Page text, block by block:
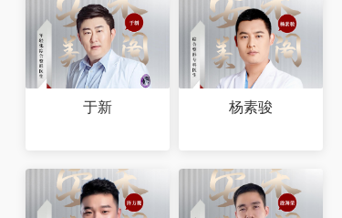
于新 杨素骏